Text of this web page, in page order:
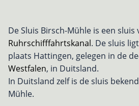
De Sluis Birsch-Mühle is een sluis
Ruhrschifffahrtskanal. De sluis
plaats Hattingen, gelegen in de
Westfalen, in Duitsland.
In Duitsland zelf is de sluis
Mühle.